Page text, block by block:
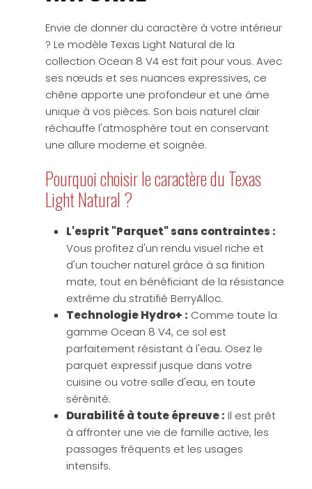
Envie de donner du caractère à votre intérieur
? Le modèle Texas Light Natural de la
collection Ocean 8 V4 est fait pour vous. Avec
ses nœuds et ses nuances expressives, ce
chêne apporte une profondeur et une âme
unique à vos pièces. Son bois naturel clair
réchauffe l'atmosphère tout en conservant
une allure moderne et soignée.
Pourquoi choisir le caractère du Texas
Light Natural ?
L'esprit "Parquet" sans contraintes :
Vous profitez d'un rendu visuel riche et
d'un toucher naturel grâce à sa finition
mate, tout en bénéficiant de la résistance
extrême du stratifié BerryAlloc.
Technologie Hydro+ : Comme toute la
gamme Ocean 8 V4, ce sol est
parfaitement résistant à l'eau. Osez le
parquet expressif jusque dans votre
cuisine ou votre salle d'eau, en toute
sérénité.
Durabilité à toute épreuve : Il est prêt
à affronter une vie de famille active, les
passages fréquents et les usages
intensifs.